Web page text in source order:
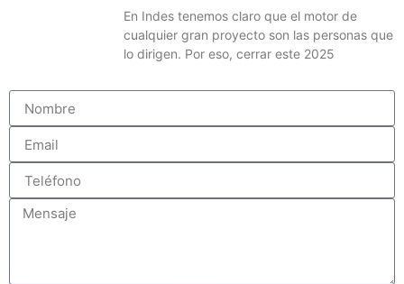
En Indes tenemos claro que el motor de
cualquier gran proyecto son las personas que
lo dirigen. Por eso, cerrar este 2025